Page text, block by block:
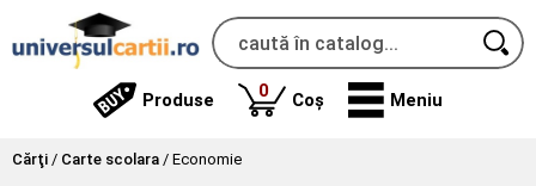
Produse 0produse
Coș Meniu
Cărţi / Carte scolara / Economie